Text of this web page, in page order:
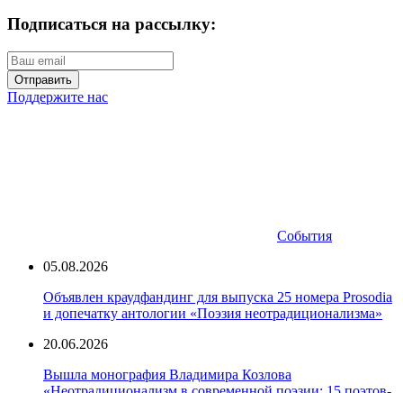
Подписаться на рассылку:
Отправить
Поддержите нас
События
05.08.2026
Объявлен краудфандинг для выпуска 25 номера Prosodia
и допечатку антологии «Поэзия неотрадиционализма»
20.06.2026
Вышла монография Владимира Козлова